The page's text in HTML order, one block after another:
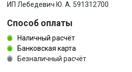
ИП Лебедевич Ю. А. 591312700
Способ оплаты
Наличный расчёт
Банковская карта
Безналичный расчёт